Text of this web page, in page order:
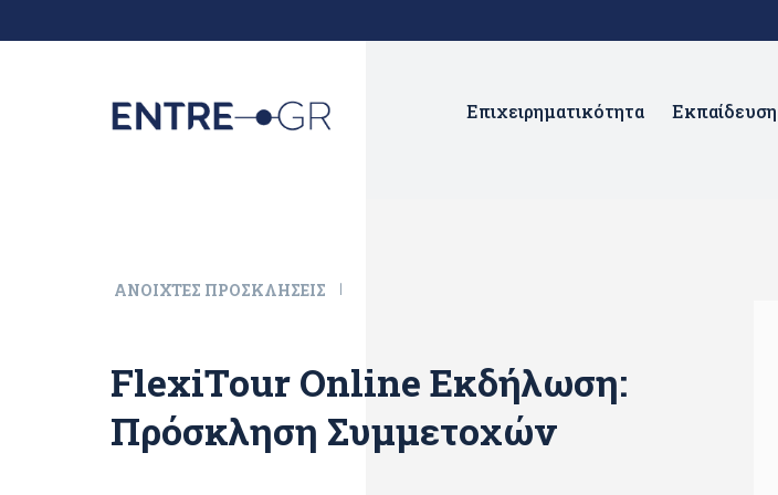
Επιχειρηματικότητα Εκπαίδευση
ΑΝΟΙΧΤΈΣ ΠΡΟΣΚΛΉΣΕΙΣ
FlexiTour Online Εκδήλωση:
Πρόσκληση Συμμετοχών